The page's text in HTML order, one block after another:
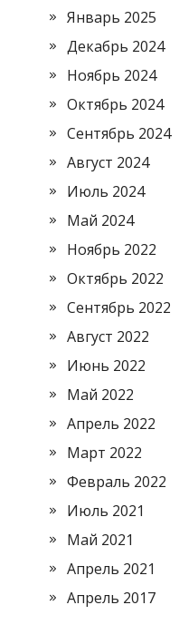
Январь 2025
Декабрь 2024
Ноябрь 2024
Октябрь 2024
Сентябрь 2024
Август 2024
Июль 2024
Май 2024
Ноябрь 2022
Октябрь 2022
Сентябрь 2022
Август 2022
Июнь 2022
Май 2022
Апрель 2022
Март 2022
Февраль 2022
Июль 2021
Май 2021
Апрель 2021
Апрель 2017